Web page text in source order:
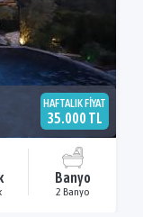
HAFTALIK FİYAT
35.000 TL
Banyo
2 Banyo